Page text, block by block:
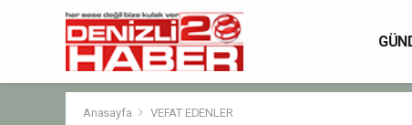
Anasayfa VEFAT EDENLER